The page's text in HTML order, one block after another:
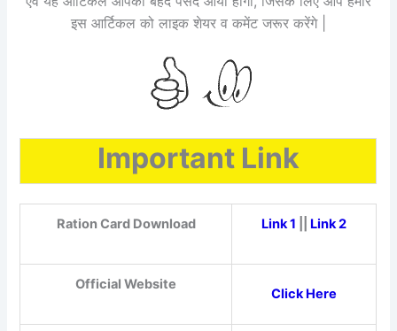
इस आर्टिकल को लाइक शेयर व कमेंट जरूर करेंगे |
Important Link
Ration Card Download Link 1 Link 2
Official Website
Click Here